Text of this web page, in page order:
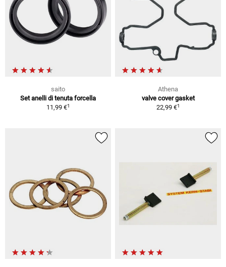
saito
Set anelli di tenuta forcella
11,99 €1
Athena
valve cover gasket
22,99 €1